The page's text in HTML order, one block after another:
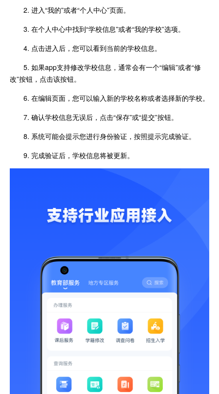
2. 进入“我的”或者“个人中心”页面。
3. 在个人中心中找到“学校信息”或者“我的学校”选项。
4. 点击进入后，您可以看到当前的学校信息。
5. 如果app支持修改学校信息，通常会有一个“编辑”或者“修
改”按钮，点击该按钮。
6. 在编辑页面，您可以输入新的学校名称或者选择新的学校。
7. 确认学校信息无误后，点击“保存”或“提交”按钮。
8. 系统可能会提示您进行身份验证，按照提示完成验证。
9. 完成验证后，学校信息将被更新。